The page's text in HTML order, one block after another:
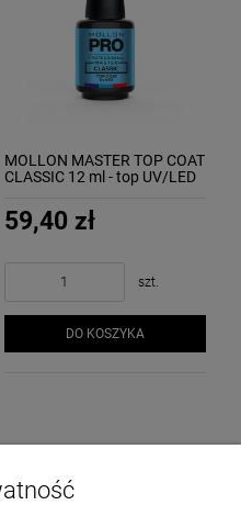
MOLLON MASTER TOP COAT
CLASSIC 12 ml - top UV/LED
kolor hybrydy
59,40 zł
szt.
DO KOSZYKA